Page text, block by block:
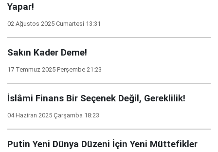
Yapar!
02 Ağustos 2025 Cumartesi 13:31
Sakın Kader Deme!
17 Temmuz 2025 Perşembe 21:23
İslâmi Finans Bir Seçenek Değil, Gereklilik!
04 Haziran 2025 Çarşamba 18:23
Putin Yeni Dünya Düzeni İçin Yeni Müttefikler